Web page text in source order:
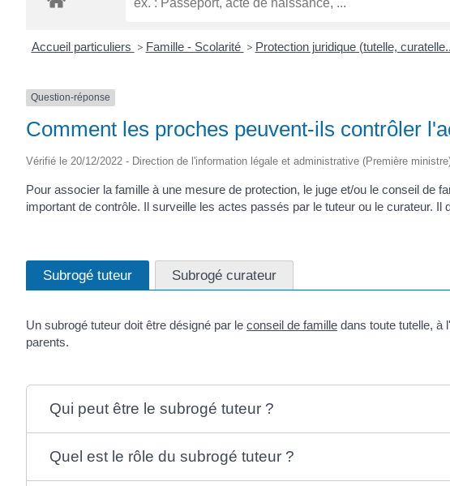
Accueil particuliers > Famille - Scolarité > Protection juridique (tutelle,
Question-réponse
Comment les proches peuvent-ils contrôler
Vérifié le 20/12/2022 - Direction de l'information légale et administrative (Première
Pour associer la famille à une mesure de protection, le juge et/ou le conseil de
important de contrôle. Il surveille les actes passés par le tuteur ou le curateur.
Subrogé tuteur Subrogé curateur
Un subrogé tuteur doit être désigné par le conseil de famille dans toute tutelle, à
parents.
Qui peut être le subrogé tuteur ?
Quel est le rôle du subrogé tuteur ?